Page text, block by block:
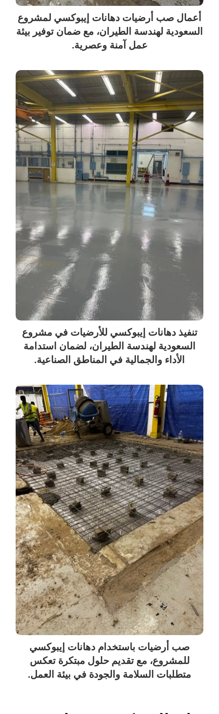
أعمال صب أرضيات دهانات إيبوكسي لمشروع
السعودية لهندسة الطيران، مع ضمان توفير بيئة
عمل آمنة وعصرية.
تنفيذ دهانات إيبوكسي للأرضيات في مشروع
السعودية لهندسة الطيران، لضمان استدامة
الأداء والجمالية في المناطق الصناعية.
صب أرضيات باستخدام دهانات إيبوكسي
للمشروع، مع تقديم حلول مبتكرة تعكس
متطلبات السلامة والجودة في بيئة العمل.